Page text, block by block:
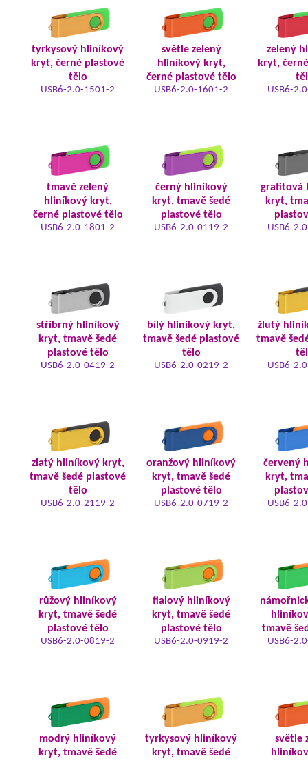
tyrkysový hliníkový
kryt, černé plastové
tělo
USB6-2.0-1501-2
světle zelený
hliníkový kryt,
černé plastové tělo
USB6-2.0-1601-2
zelený
kryt,
USB6-
tmavě zelený
hliníkový kryt,
černé plastové tělo
USB6-2.0-1801-2
černý hliníkový
kryt, tmavě šedé
plastové tělo
USB6-2.0-0119-2
grafitová
kryt,
USB6-
stříbrný hliníkový
kryt, tmavě šedé
plastové tělo
USB6-2.0-0419-2
bílý hliníkový kryt,
tmavě šedé plastové
tělo
USB6-2.0-0219-2
žlutý
tmavě
USB6-
zlatý hliníkový kryt,
tmavě šedé plastové
tělo
USB6-2.0-2119-2
oranžový hliníkový
kryt, tmavě šedé
plastové tělo
USB6-2.0-0719-2
červený
kryt,
USB6-
růžový hliníkový
kryt, tmavě šedé
plastové tělo
USB6-2.0-0819-2
fialový hliníkový
kryt, tmavě šedé
plastové tělo
USB6-2.0-0919-2
tmavě
USB6-
modrý hliníkový
kryt, tmavě šedé
tyrkysový hliníkový
kryt, tmavě šedé
světle